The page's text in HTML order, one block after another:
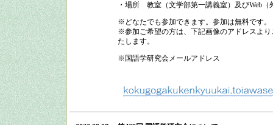
・場所 教室（文学部第一講義室）及びWeb
※どなたでも参加できます。参加は無料です。
※参加ご希望の方は、下記画像のアドレスよ
たします。
※国語学研究会メールアドレス